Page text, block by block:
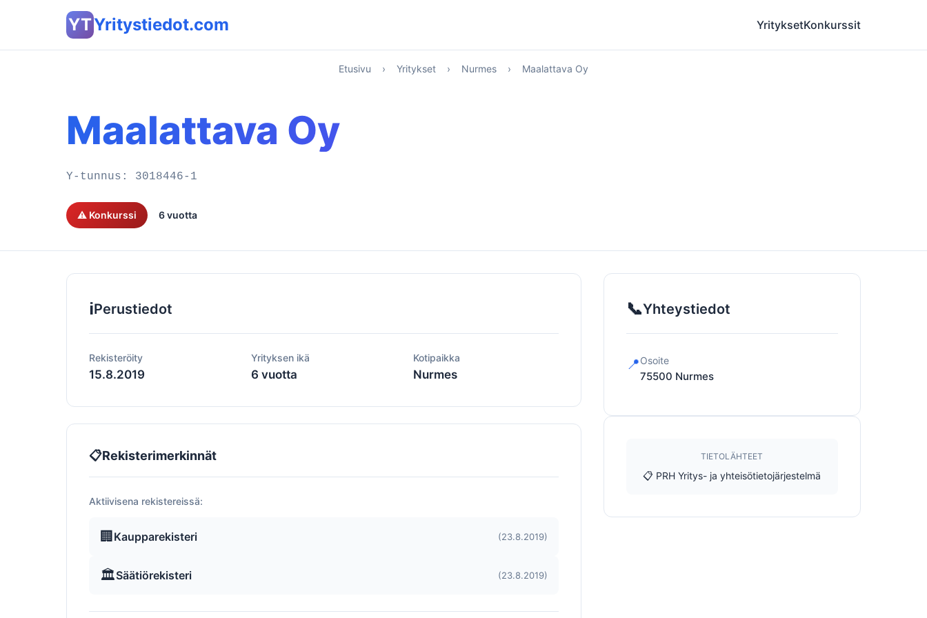
YTYritystiedot.com YrityksetKonkurssit
Etusivu › Yritykset › Nurmes › Maalattava Oy
Maalattava Oy
Y-tunnus: 3018446-1
⚠️ Konkurssi 6 vuotta
ℹ️Perustiedot
Rekisteröity
15.8.2019
Yrityksen ikä
6 vuotta
Kotipaikka
Nurmes
📋Rekisterimerkinnät
Aktiivisena rekistereissä:
🏢 Kaupparekisteri (23.8.2019)
🏛️Säätiörekisteri (23.8.2019)
📞Yhteystiedot
📍Osoite
75500 Nurmes
TIETOLÄHTEET
📋 PRH Yritys- ja yhteisötietojärjestelmä